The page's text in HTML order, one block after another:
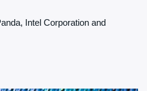
Intel Corporation and